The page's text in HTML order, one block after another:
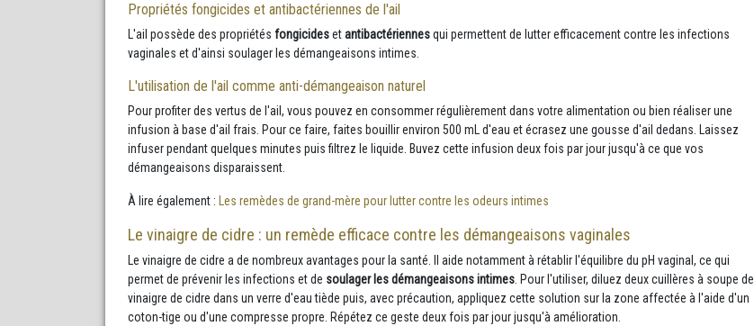
Propriétés fongicides et antibactériennes de l'ail
L'ail possède des propriétés fongicidesetantibactériennesqui permettent de lutter efficacement contre les infections
vaginales et d'ainsi soulager les démangeaisons intimes.
L'utilisation de l'ail comme anti-démangeaison naturel
Pour profiter des vertus de l'ail, vous pouvez en consommer régulièrement dans votre alimentation ou bien réaliser une
infusion à base d'ail frais. Pour ce faire, faites bouillir environ 500 mL d'eau et écrasez une gousse d'ail dedans. Laissez
infuser pendant quelques minutes puis filtrez le liquide. Buvez cette infusion deux fois par jour jusqu'à ce que vos
démangeaisons disparaissent.
À lire également : Les remèdes de grand-mère pour lutter contre les odeurs intimes
Le vinaigre de cidre : un remède efficace contre les démangeaisons vaginales
Le vinaigre de cidre a de nombreux avantages pour la santé. Il aide notamment à rétablir l'équilibre du pH vaginal, ce qui
permet de prévenir les infections et de soulager les démangeaisons intimes. Pour l'utiliser, diluez deux cuillères à soupe de
vinaigre de cidre dans un verre d'eau tiède puis, avec précaution, appliquez cette solution sur la zone affectée à l'aide d'un
coton-tige ou d'une compresse propre. Répétez ce geste deux fois par jour jusqu'à amélioration.